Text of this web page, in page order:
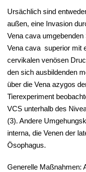
Ursächlich sind
außen, eine Invasion
Vena cava
Vena cava superior mit
cervikalen venösen
den sich ausbildenden
über die Vena azygos
Tierexperiment
VCS unterhalb des
(3). Andere
interna, die Venen der
Ösophagus.
Generelle Maßnahmen: